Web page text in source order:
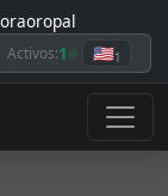
Activos:1 🇺🇸1